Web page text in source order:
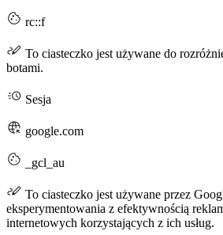
rc::f
To ciasteczko jest używane do
botami.
Sesja
google.com
_gcl_au
To ciasteczko jest używane przez
eksperymentowania z efektywnością
internetowych korzystających z ich usług.